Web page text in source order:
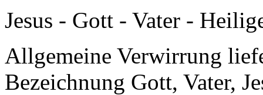
Jesus - Gott - Vater -
Allgemeine Verwirrung
Bezeichnung Gott, Vater,